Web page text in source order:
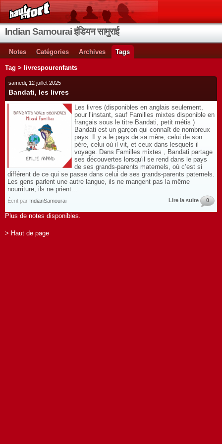
Indian Samourai इंडियन सामुराई
Notes Catégories Archives Tags
Tag > livrespourenfants
samedi, 12 juillet 2025
Bandati, les livres
Les livres (disponibles en anglais seulement,
pour l’instant, sauf Familles mixtes disponible en
français sous le titre Bandati, petit métis )
Bandati est un garçon qui connaît de nombreux
pays. Il y a le pays de sa mère, celui de son
père, celui où il vit, et ceux dans lesquels il
voyage. Dans Familles mixtes , Bandati partage
ses découvertes lorsqu'il se rend dans le pays
de ses grands-parents maternels, où c’est si
différent de ce qui se passe dans celui de ses grands-parents paternels.
Les gens parlent une autre langue, ils ne mangent pas la même
nourriture, ils ne prient...
Écrit par IndianSamourai Lire la suite 0
Plus de notes disponibles.
> Haut de page